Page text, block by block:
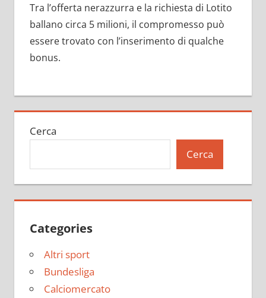
Tra l’offerta nerazzurra e la richiesta di Lotito
ballano circa 5 milioni, il compromesso può
essere trovato con l’inserimento di qualche
bonus.
Cerca
Cerca
Categories
Altri sport
Bundesliga
Calciomercato